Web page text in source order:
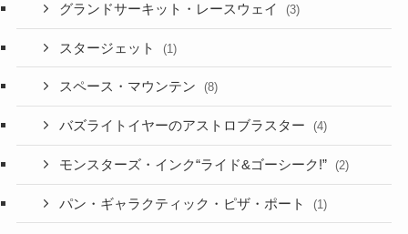
グランドサーキット・レースウェイ (3)
スタージェット (1)
スペース・マウンテン (8)
バズライトイヤーのアストロブラスター (4)
モンスターズ・インク“ライド&ゴーシーク!” (2)
パン・ギャラクティック・ピザ・ポート (1)